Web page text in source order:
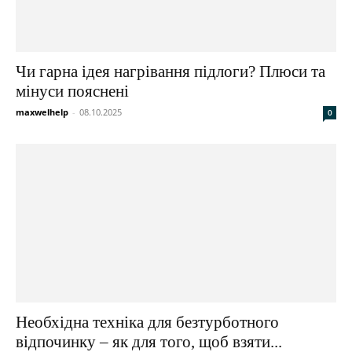
Чи гарна ідея нагрівання підлоги? Плюси та
мінуси пояснені
maxwelhelp - 08.10.2025 0
Необхідна техніка для безтурботного
відпочинку – як для того, щоб взяти...